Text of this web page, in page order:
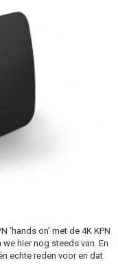
‘hands on’ met de 4K KPN
we hier nog steeds van. En
echte reden voor en dat